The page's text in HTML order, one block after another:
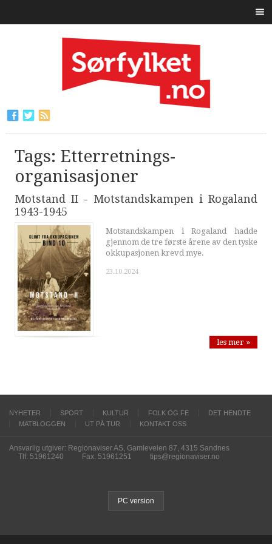
Tags: Etterretnings-
organisasjoner
Motstand II - Motstandskampen i Rogaland
1943-1945
Motstandskampen i Rogaland hadde
gjennom de tre første årene av den tyske
okkupasjonen krevd mye.
23.10.2024
les mer »
NYHETER SPORT KULTUR FOLK OG FE
DET HENDTE
MATBLOGGEN
UT PÅ TUR KONTAKT OSS
Ansvarlig utgiver: Regionaviser AS, Gamleveien 87, 4315 Sandnes
Tlf. 51961240
Fax. 51961251 tips@regionaviser.no
PC version